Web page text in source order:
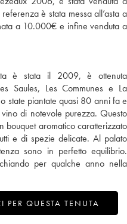
è stata messa all’asta a
a 10.000€ e infine venduta a
è stata il 2009, è ottenuta
Saules, Les Communes e La
state piantate quasi 80 anni fa e
di notevole purezza. Questo
bouquet aromatico caratterizzato
e di spezie delicate. Al palato
sono in perfetto equilibrio.
per qualche anno nella
QUESTA TENUTA